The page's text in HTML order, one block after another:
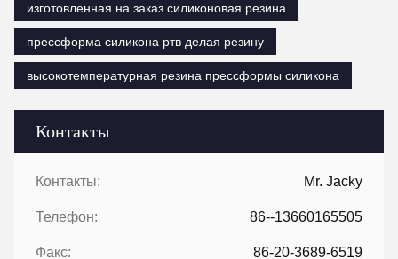
Контакты
Контакты: Mr. Jacky
Телефон: 86--13660165505
Факс: 86-20-3689-6519
изготовленная на заказ силиконовая резина
прессформа силикона ртв делая резину
высокотемпературная резина прессформы силикона